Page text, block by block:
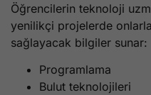
Öğrencilerin teknoloji
yenilikçi projelerde
sağlayacak bilgiler sunar:
Programlama
Bulut teknolojileri